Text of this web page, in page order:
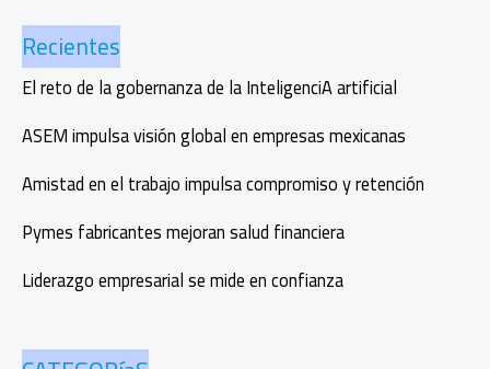
León
representan
a
México
en
el
Torneo
de
Recientes
El reto de la gobernanza de la InteligenciA artificial
ASEM impulsa visión global en empresas mexicanas
Amistad en el trabajo impulsa compromiso y retención
Pymes fabricantes mejoran salud financiera
Liderazgo empresarial se mide en confianza